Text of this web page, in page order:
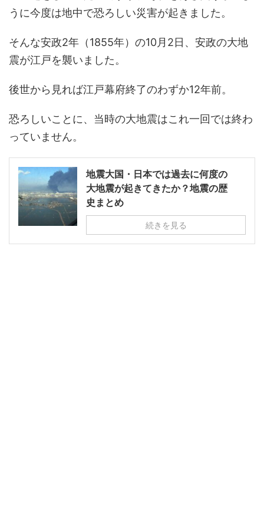
うに今度は地中で恐ろしい災害が起きました。
そんな安政2年（1855年）の10月2日、安政の大地
震が江戸を襲いました。
後世から見れば江戸幕府終了のわずか12年前。
恐ろしいことに、当時の大地震はこれ一回では終わ
っていません。
地震大国・日本では過去に何度の
大地震が起きてきたか？地震の歴
史まとめ
続きを見る